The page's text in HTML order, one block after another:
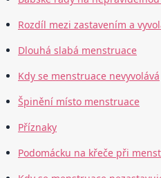
Rozdíl mezi zastavením a
Dlouhá slabá menstruace
Kdy se menstruace nevyvolává
Špinění místo menstruace
Příznaky
Podomácku na křeče při